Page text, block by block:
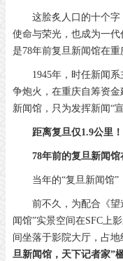
这脍炙人口的十个字
使命与荣光，也成为一
是78年前复旦新闻馆在重
1945年，时任新闻
争炮火，在重庆自筹资
新闻馆，只为发挥新闻“
距离复旦仅1.9公里！
78年前的复旦新闻
当年的“复旦新闻馆”
前不久，为配合《
闻馆”实景空间在SFC上
间坐落于影院大厅，占
旦新闻馆，天下记者家”